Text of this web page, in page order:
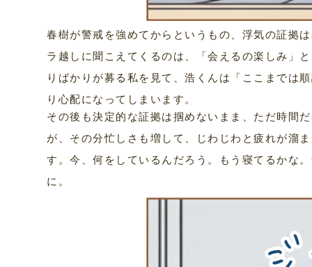
春樹が警戒を強めてからというもの、浮気の証拠
ラ越しに聞こえてくるのは、「会えるの楽しみ」
りばかりが募る私を見て、浩くんは「ここまでは
り心配になってしまいます。
その後も決定的な証拠は掴めないまま、ただ時間
が、その分忙しさも増して、じわじわと疲れが溜
す。今、何をしているんだろう。もう寝てるかな
に。